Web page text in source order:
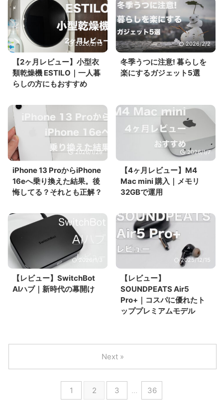
2026/2/13
【2ヶ月レビュー】小型衣
類乾燥機 ESTILO｜一人暮
らしの方にもおすすめ
2026/2/2
冬季うつに注意! 暮らしを
楽にするガジェット5選
2026/1/29
iPhone 13 ProからiPhone
16eへ乗り換えた結果。後
悔してる？それとも正解？
2026/1/7
【4ヶ月レビュー】M4
Mac mini 購入｜メモリ
32GBで運用
2026/1/3
【レビュー】SwitchBot
AIハブ｜新時代の幕開け
2025/12/15
【レビュー】
SOUNDPEATS Air5
Pro+｜コスパに優れたト
ッププレミアムモデル
1 2 3 … 36
Next »